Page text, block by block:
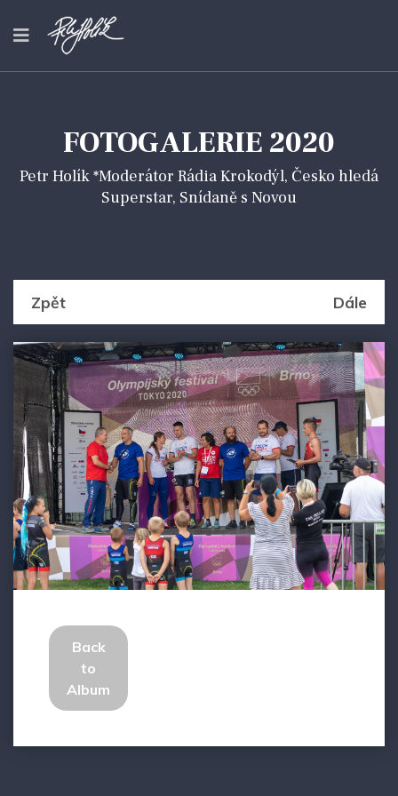
FOTOGALERIE 2020
Petr Holík *Moderátor Rádia Krokodýl, Česko hledá
Superstar, Snídaně s Novou
Zpět Dále
Back
to
Album